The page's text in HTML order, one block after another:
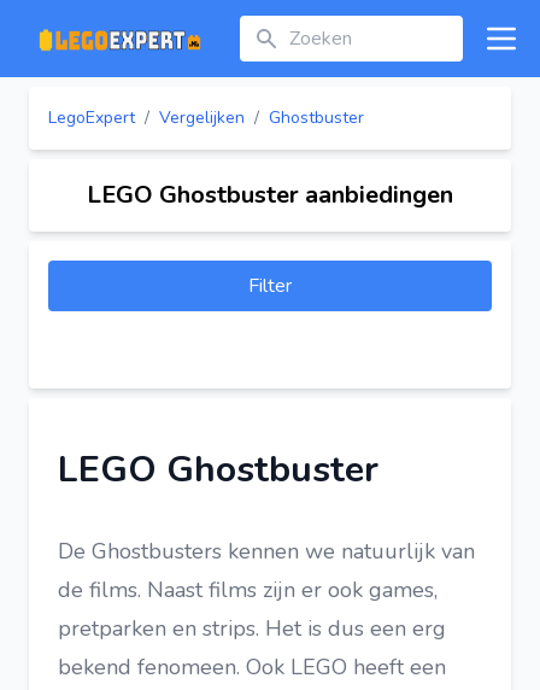
Zoeken
LegoExpert / Vergelijken / Ghostbuster
LEGO Ghostbuster aanbiedingen
Filter
LEGO Ghostbuster
De Ghostbusters kennen we natuurlijk van
de films. Naast films zijn er ook games,
pretparken en strips. Het is dus een erg
bekend fenomeen. Ook LEGO heeft een